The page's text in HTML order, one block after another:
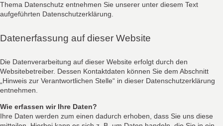
Thema Datenschutz entnehmen Sie unserer unter diesem Text
aufgeführten Datenschutzerklärung.
Datenerfassung auf dieser Website
Die Datenverarbeitung auf dieser Website erfolgt durch den
Websitebetreiber. Dessen Kontaktdaten können Sie dem Abschnitt
„Hinweis zur Verantwortlichen Stelle“ in dieser Datenschutzerklärung
entnehmen.
Wie erfassen wir Ihre Daten?
Ihre Daten werden zum einen dadurch erhoben, dass Sie uns diese